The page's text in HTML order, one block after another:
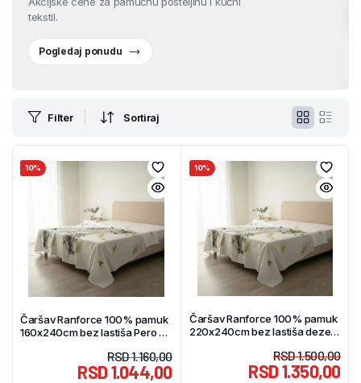
tekstil.
Pogledaj ponudu
Filter Sortiraj
10%
Čaršav Ranforce 100% pamuk
160x240cm bez lastiša Pero –
RSD1.160,00
RSD1.044,00
10%
Čaršav Ranforce 100% pamuk
220x240cm bez lastiša dezen
RSD1.500,00
RSD1.350,00